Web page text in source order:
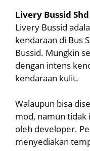
Livery Bussid
Livery Bussid
kendaraan di Bus
Bussid. Mungkin
dengan intens
kendaraan kulit.
Walaupun bisa
mod, namun tidak
oleh developer.
menyediakan